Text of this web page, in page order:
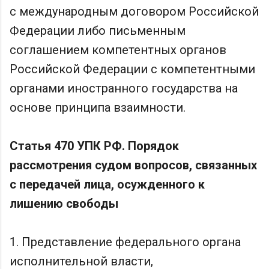
с международным договором Российской
Федерации либо письменным
соглашением компетентных органов
Российской Федерации с компетентными
органами иностранного государства на
основе принципа взаимности.
Статья 470 УПК РФ. Порядок
рассмотрения судом вопросов, связанных
с передачей лица, осужденного к
лишению свободы
1. Представление федерального органа
исполнительной власти,